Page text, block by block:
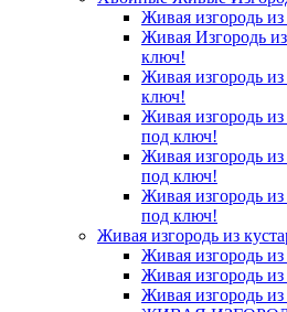
Живая изгородь из
Живая Изгородь
ключ!
Живая изгородь
ключ!
Живая изгородь
под ключ!
Живая изгородь
под ключ!
Живая изгородь
под ключ!
Живая изгородь из
Живая изгородь
Живая изгородь из
Живая изгородь